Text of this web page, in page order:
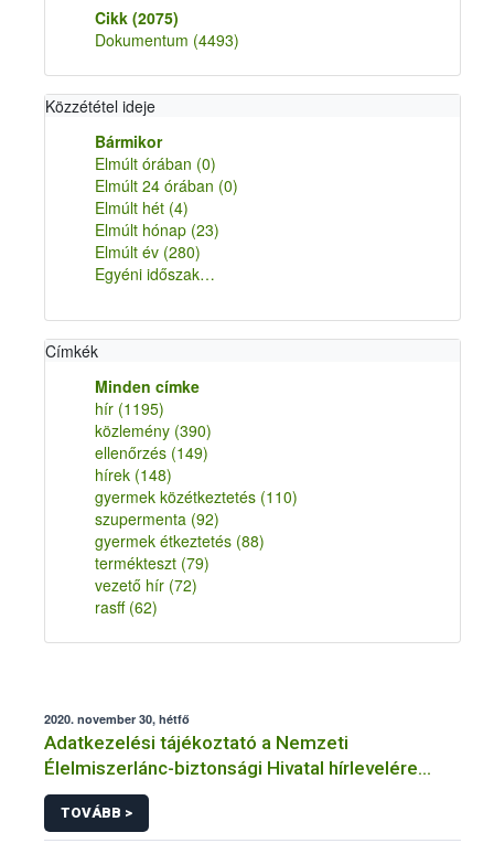
Cikk (2075)
Dokumentum (4493)
Közzététel ideje
Bármikor
Elmúlt órában (0)
Elmúlt 24 órában (0)
Elmúlt hét (4)
Elmúlt hónap (23)
Elmúlt év (280)
Egyéni időszak…
Címkék
Minden címke
hír (1195)
közlemény (390)
ellenőrzés (149)
hírek (148)
gyermek közétkeztetés (110)
szupermenta (92)
gyermek étkeztetés (88)
termékteszt (79)
vezető hír (72)
rasff (62)
2020. november 30, hétfő
Adatkezelési tájékoztató a Nemzeti
Élelmiszerlánc-biztonsági Hivatal hírlevelére
történő regisztrációhoz kapcsolódó
adatkezelések vonatkozásában
TOVÁBB >